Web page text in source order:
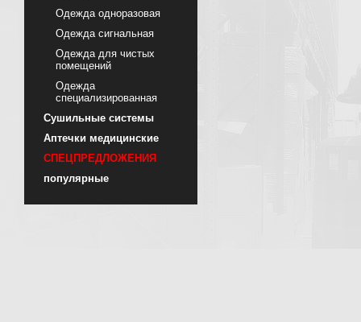
Одежда одноразовая
Одежда сигнальная
Одежда для чистых
помещений
Одежда
специализированная
Сушильные системы
Аптечки медицинские
СПЕЦПРЕДЛОЖЕНИЯ
популярные